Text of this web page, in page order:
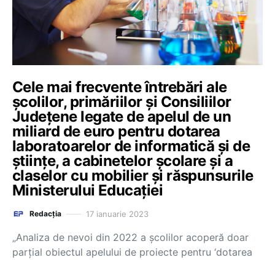
Cele mai frecvente întrebări ale
școlilor, primăriilor și Consiliilor
Județene legate de apelul de un
miliard de euro pentru dotarea
laboratoarelor de informatică și de
științe, a cabinetelor școlare și a
claselor cu mobilier și răspunsurile
Ministerului Educației
Redacția 17 ianuarie 2023
„Analiza de nevoi din 2022 a școlilor acoperă doar
parțial obiectul apelului de proiecte pentru ‘dotarea